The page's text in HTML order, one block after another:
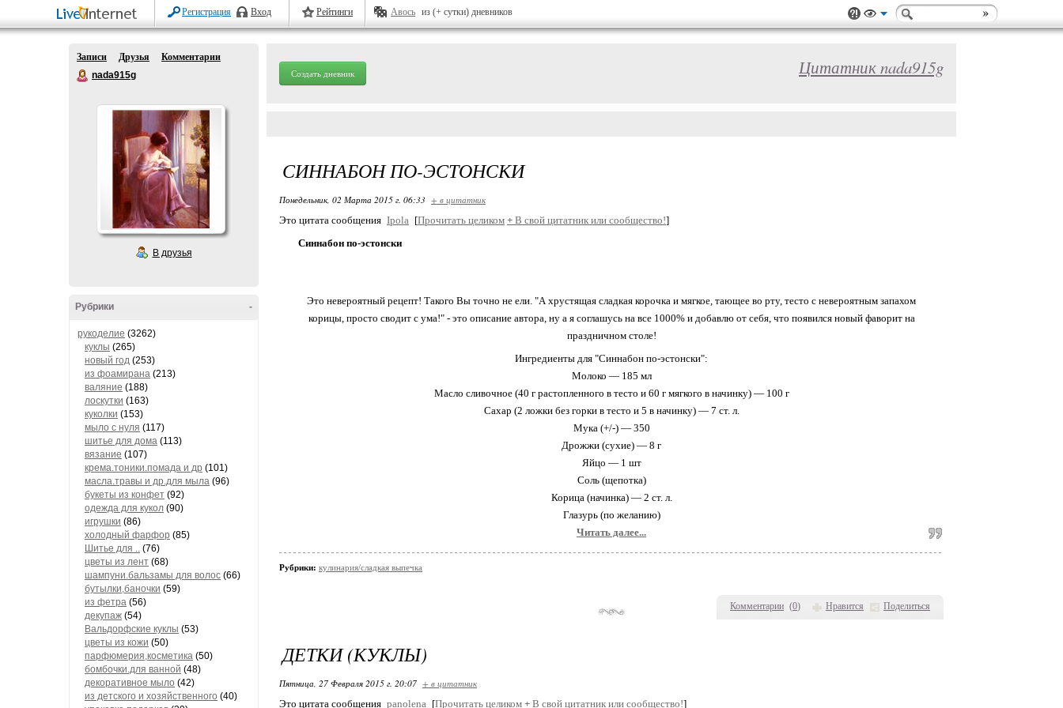
Регистрация Вход Рейтинги Авось из (+ сутки) дневников
Записи Друзья
Комментарии
nada915g
В друзья
-
Рубрики
рукоделие (3262)
куклы (265)
новый год (253)
из фоамирана (213)
валяние (188)
лоскутки (163)
куколки (153)
мыло с нуля (117)
шитье для дома (113)
вязание (107)
крема.тоники.помада и др (101)
масла.травы и др.для мыла (96)
букеты из конфет (92)
одежда для кукол (90)
игрушки (86)
холодный фарфор (85)
Шитье для .. (76)
цветы из лент (68)
шампуни.бальзамы для волос (66)
бутылки,баночки (59)
из фетра (56)
декупаж (54)
Вальдорфские куклы (53)
цветы из кожи (50)
парфюмерия,косметика (50)
бомбочки.для ванной (48)
декоративное мыло (42)
из детского и хозяйственного (40)
Создать дневник Цитатник nada915g
Комментарии (0) Нравится Поделиться
СИННАБОН ПО-ЭСТОНСКИ
Понедельник, 02 Марта 2015 г. 06:33 + в цитатник
Это цитата сообщения Ipola [Прочитать целиком + В свой цитатник или сообщество!]
Синнабон по-эстонски
Это невероятный рецепт! Такого Вы точно не ели. "А хрустящая сладкая корочка и мягкое, тающее во рту, тесто с невероятным запахом
корицы, просто сводит с ума!" - это описание автора, ну а я соглашусь на все 1000% и добавлю от себя, что появился новый фаворит на
праздничном столе!
Ингредиенты для "Синнабон по-эстонски":
Молоко — 185 мл
Масло сливочное (40 г растопленного в тесто и 60 г мягкого в начинку) — 100 г
Сахар (2 ложки без горки в тесто и 5 в начинку) — 7 ст. л.
Мука (+/-) — 350
Дрожжи (сухие) — 8 г
Яйцо — 1 шт
Соль (щепотка)
Корица (начинка) — 2 ст. л.
Глазурь (по желанию)
Читать далее...
Рубрики: кулинария/сладкая выпечка
ДЕТКИ (КУКЛЫ)
Пятница, 27 Февраля 2015 г. 20:07 + в цитатник
Это цитата сообщения panolena [Прочитать целиком + В свой цитатник или сообщество!]